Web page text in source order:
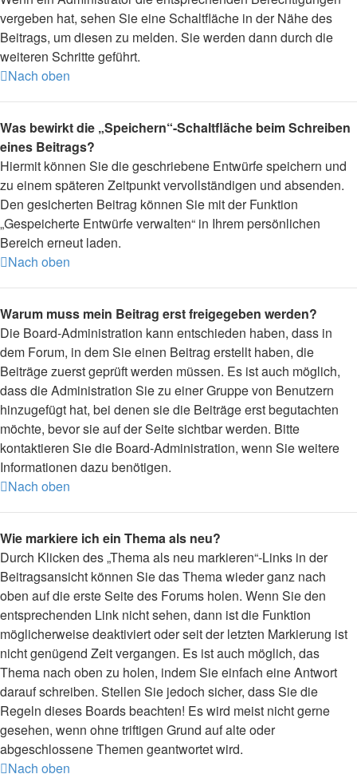
vergeben hat, sehen Sie eine Schaltfläche in der Nähe des
Beitrags, um diesen zu melden. Sie werden dann durch die
weiteren Schritte geführt.
Nach oben
Was bewirkt die „Speichern“-Schaltfläche beim Schreiben
eines Beitrags?
Hiermit können Sie die geschriebene Entwürfe speichern und
zu einem späteren Zeitpunkt vervollständigen und absenden.
Den gesicherten Beitrag können Sie mit der Funktion
„Gespeicherte Entwürfe verwalten“ in Ihrem persönlichen
Bereich erneut laden.
Nach oben
Warum muss mein Beitrag erst freigegeben werden?
Die Board-Administration kann entschieden haben, dass in
dem Forum, in dem Sie einen Beitrag erstellt haben, die
Beiträge zuerst geprüft werden müssen. Es ist auch möglich,
dass die Administration Sie zu einer Gruppe von Benutzern
hinzugefügt hat, bei denen sie die Beiträge erst begutachten
möchte, bevor sie auf der Seite sichtbar werden. Bitte
kontaktieren Sie die Board-Administration, wenn Sie weitere
Informationen dazu benötigen.
Nach oben
Wie markiere ich ein Thema als neu?
Durch Klicken des „Thema als neu markieren“-Links in der
Beitragsansicht können Sie das Thema wieder ganz nach
oben auf die erste Seite des Forums holen. Wenn Sie den
entsprechenden Link nicht sehen, dann ist die Funktion
möglicherweise deaktiviert oder seit der letzten Markierung ist
nicht genügend Zeit vergangen. Es ist auch möglich, das
Thema nach oben zu holen, indem Sie einfach eine Antwort
darauf schreiben. Stellen Sie jedoch sicher, dass Sie die
Regeln dieses Boards beachten! Es wird meist nicht gerne
gesehen, wenn ohne triftigen Grund auf alte oder
abgeschlossene Themen geantwortet wird.
Nach oben